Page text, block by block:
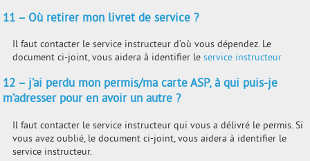
11 – Où retirer mon livret de service ?
Il faut contacter le service instructeur d’où vous dépendez. Le
document ci-joint, vous aidera à identifier le service instructeur
12 – j’ai perdu mon permis/ma carte ASP, à qui puis-je
m’adresser pour en avoir un autre ?
Il faut contacter le service instructeur qui vous a délivré le permis. Si
vous avez oublié, le document ci-joint, vous aidera à identifier le
service instructeur.